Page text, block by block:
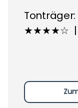
Tonträger:
★★★★☆ |